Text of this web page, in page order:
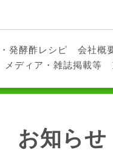
発酵酢レシピ 会社概
メディア・雑誌掲載等
お知らせ